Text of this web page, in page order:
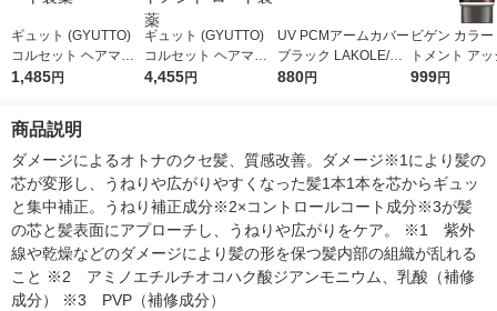
ギュット (GYUTTO)
コルセット ヘアマス
ク トリートメント
1,485円
ギュット (GYUTTO)
コルセット ヘアマス
ク ３個セット トリ
4,455円
UV PCMアームカバー
ブラック LAKOLE/ラ
コレ
880円
ビゲン カラ
トメント ア
ラウン ホーユ
999円
商品説明
ダメージによるオトナのクセ髪、質感改善。ダメージ※1により髪の
芯が変形し、うねりや広がりやすくなった髪1本1本を芯からギュッ
と集中補正。うねり補正成分※2×コントロールコート成分※3が髪
の芯と髪表面にアプローチし、うねりや広がりをケア。 ※1　紫外
線や乾燥などのダメージにより髪の形を保つ髪内部の組織が乱れる
こと ※2　アミノエチルチオコハク酸ジアンモニウム、乳酸（補修
成分） ※3　PVP（補修成分）